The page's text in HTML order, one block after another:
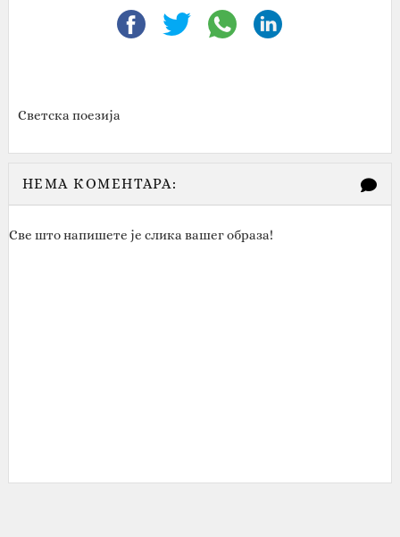
Светска поезија
НЕМА КОМЕНТАРА:
Све што напишете је слика вашег образа!